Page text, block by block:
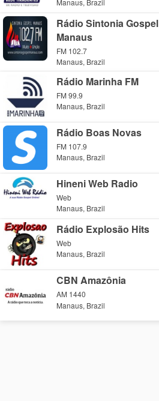
Manaus, Brazil
Rádio Sintonia Gospel
Manaus
FM 102.7
Manaus, Brazil
Rádio Marinha FM
FM 99.9
Manaus, Brazil
Rádio Boas Novas
FM 107.9
Manaus, Brazil
Hineni Web Radio
Web
Manaus, Brazil
Rádio Explosão Hits
Web
Manaus, Brazil
CBN Amazônia
AM 1440
Manaus, Brazil